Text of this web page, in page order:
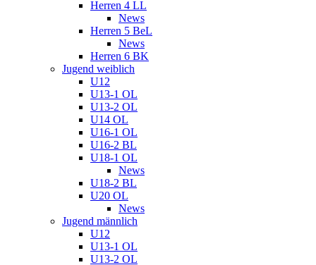
Herren 4 LL
News
Herren 5 BeL
News
Herren 6 BK
Jugend weiblich
U12
U13-1 OL
U13-2 OL
U14 OL
U16-1 OL
U16-2 BL
U18-1 OL
News
U18-2 BL
U20 OL
News
Jugend männlich
U12
U13-1 OL
U13-2 OL